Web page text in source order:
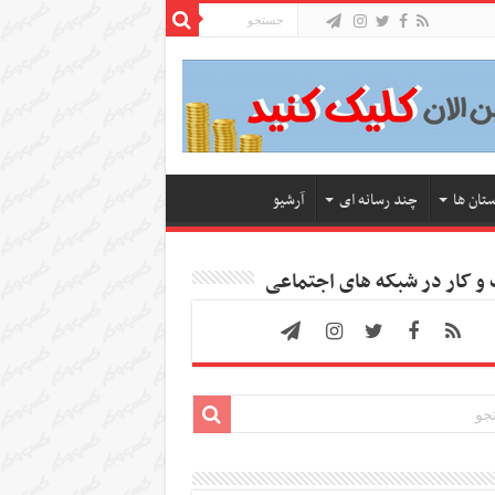
ها چند رسانه ای آرشیو
کار در شبکه های اجتماعی